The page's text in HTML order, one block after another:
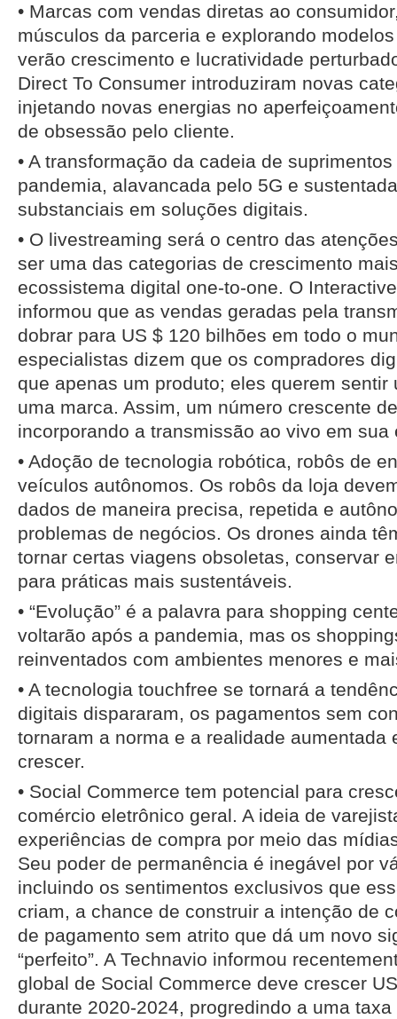
• Marcas com vendas diretas ao
músculos da parceria e explorando
verão crescimento e lucratividade
Direct To Consumer introduziram novas
injetando novas energias no
de obsessão pelo cliente.
• A transformação da cadeia de
pandemia, alavancada pelo 5G e
substanciais em soluções digitais.
• O livestreaming será o centro das
ser uma das categorias de crescimento
ecossistema digital one-to-one. O
informou que as vendas geradas pela
dobrar para US $ 120 bilhões em todo o
especialistas dizem que os compradores
que apenas um produto; eles querem sentir
uma marca. Assim, um número crescente
incorporando a transmissão ao vivo em sua
• Adoção de tecnologia robótica, robôs de
veículos autônomos. Os robôs da loja
dados de maneira precisa, repetida e
problemas de negócios. Os drones ainda
tornar certas viagens obsoletas, conservar
para práticas mais sustentáveis.
• “Evolução” é a palavra para shopping
voltarão após a pandemia, mas os
reinventados com ambientes menores e
• A tecnologia touchfree se tornará a
digitais dispararam, os pagamentos sem
tornaram a norma e a realidade aumentada
crescer.
• Social Commerce tem potencial para
comércio eletrônico geral. A ideia de
experiências de compra por meio das
Seu poder de permanência é inegável por
incluindo os sentimentos exclusivos que
criam, a chance de construir a intenção de
de pagamento sem atrito que dá um novo
“perfeito”. A Technavio informou
global de Social Commerce deve crescer
durante 2020-2024, progredindo a uma